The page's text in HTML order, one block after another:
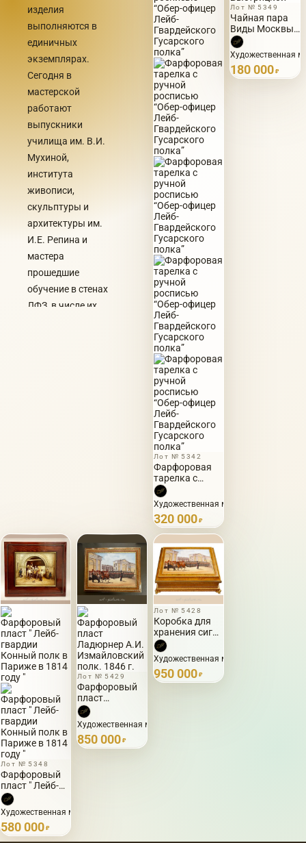
изделия
выполняются в
единичных
экземплярах.
Сегодня в
мастерской
работают
выпускники
училища им. В.И.
Мухиной,
института
живописи,
скульптуры и
архитектуры им.
И.Е. Репина и
мастера
прошедшие
обучение в стенах
ЛФЗ, в числе их
Лот № 5342
Фарфоровая
тарелка с
ручной
росписью
“Обер-офицер
Лейб-
Гвардейского
Гусарского
полка”
Художественная мастерская Лады
320 000 ₽
Лот № 5349
Чайная пара
Виды Москвы
мастерская
Быстрицкой
Художественная
180 000 ₽
Лот № 5348
Фарфоровый
пласт " Лейб-
гвардии
Конный полк в
Париже в 1814
году "
Художественная мастерская Лады Быстрицкой · 2007
580 000 ₽
Лот № 5429
Фарфоровый
пласт
Ладюрнер А.И.
Измайловский
полк. 1846 г.
Художественная мастерская Лады Быстрицкой · 2006
850 000 ₽
Лот № 5428
Коробка для
хранения сигар
фарфоровый
пласт,
мастерская
Лады
Художественная мастерская Лады
950 000 ₽